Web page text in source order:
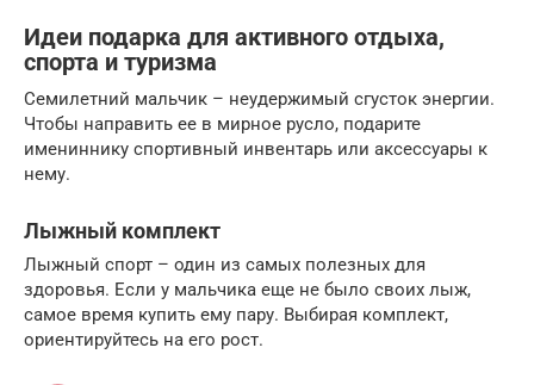
Идеи подарка для активного отдыха,
спорта и туризма
Семилетний мальчик – неудержимый сгусток энергии.
Чтобы направить ее в мирное русло, подарите
имениннику спортивный инвентарь или аксессуары к
нему.
Лыжный комплект
Лыжный спорт – один из самых полезных для
здоровья. Если у мальчика еще не было своих лыж,
самое время купить ему пару. Выбирая комплект,
ориентируйтесь на его рост.